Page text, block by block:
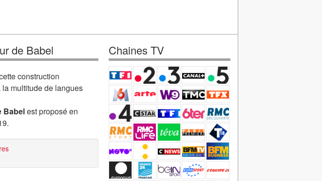
de Babel
construction
multitude de langues
Babelest proposé en
Chaines TV